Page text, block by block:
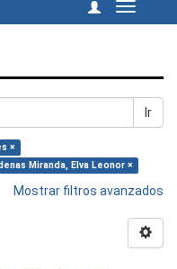
Cambiar
Ir
×
Miranda, Elva Leonor ×
Mostrar filtros avanzados